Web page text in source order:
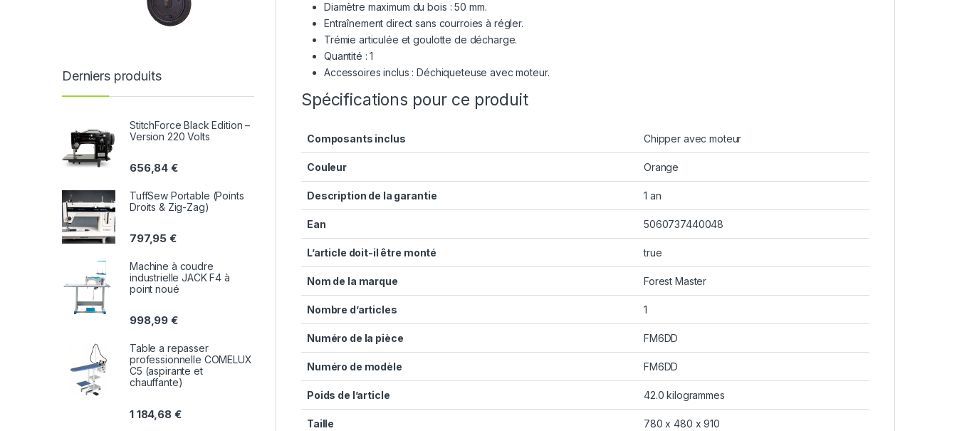
Diamètre maximum du bois : 50 mm.
Entraînement direct sans courroies à régler.
Trémie articulée et goulotte de décharge.
Quantité : 1
Accessoires inclus : Déchiqueteuse avec moteur.
Spécifications pour ce produit
Composants inclus Chipper avec moteur
Couleur Orange
Description de la garantie 1 an
Ean 5060737440048
L’article doit-il être monté true
Nom de la marque Forest Master
Nombre d’articles 1
Numéro de la pièce FM6DD
Numéro de modèle FM6DD
Poids de l’article 42.0 kilogrammes
Taille 780 x 480 x 910
Derniers produits
StitchForce Black Edition –
Version 220 Volts
656,84€
TuffSew Portable (Points
Droits & Zig-Zag)
797,95€
Machine à coudre
industrielle JACK F4 à
point noué
998,99€
Table a repasser
professionnelle COMELUX
C5 (aspirante et
chauffante)
1 184,68 €